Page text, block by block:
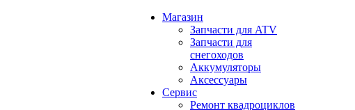
Магазин
Запчасти для ATV
Запчасти для
снегоходов
Аккумуляторы
Аксессуары
Сервис
Ремонт квадроциклов